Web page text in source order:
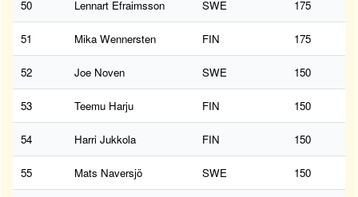
50 Lennart Efraimsson SWE 175
51 Mika Wennersten FIN 175
52 Joe Noven SWE 150
53 Teemu Harju FIN 150
54 Harri Jukkola FIN 150
55 Mats Naversjö SWE 150